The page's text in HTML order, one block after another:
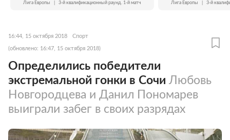
Лига Европы 3-й квалификационный раунд. 1-й матч Лига Европы 3-й
16:44, 15 октября 2018 Спорт
(обновлено: 16:47, 15 октября 2018)
Определились победители
экстремальной гонки в Сочи Любовь
Новгородцева и Данил Пономарев
выиграли забег в своих разрядах